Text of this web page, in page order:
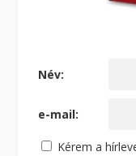
Név:
e-mail:
Kérem a